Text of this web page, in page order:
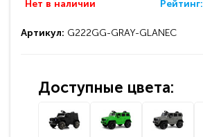
Нет в наличии Рейтинг:
Артикул: G222GG-GRAY-GLANEC
Доступные цвета: